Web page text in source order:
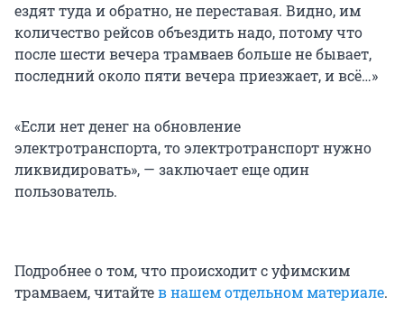
ездят туда и обратно, не переставая. Видно, им
количество рейсов объездить надо, потому что
после шести вечера трамваев больше не бывает,
последний около пяти вечера приезжает, и всё…»
«Если нет денег на обновление
электротранспорта, то электротранспорт нужно
ликвидировать», — заключает еще один
пользователь.
Подробнее о том, что происходит с уфимским
трамваем, читайтев нашем отдельном материале.